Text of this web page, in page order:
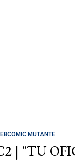
MUTANTE
| "TU